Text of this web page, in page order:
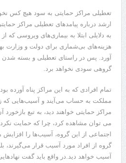
تعطیلی مراکز حمایتی به سود هیچ کس
ارشد درباره پیامدهای تعطیلی مراکز
به دلایلی ابتلا به بیماری‌های ویروسی
هزینه‌های بی‌شماری برای دولت و وزارت
آورد. پس در راستای تعطیلی و بسته شدن
گروهی سودی نخواهد برد.
تمام افرادی که به این مراکز پناه آورده
مملکت به حساب می‌آیند و آسیب‌هایی
مراکز حمایتی خواهند دید، به تبع بازخورد
می توان مشاهده کرد، چرا که حمایت
اجتماعی از این گروه، آسیب‌ها را افزایش
گروه از افراد مورد آسیب قرار می‌گیرند،
آسیب خواهد دید.در واقع باید گفت